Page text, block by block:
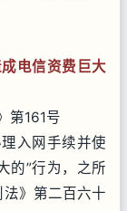
电信资费巨大
第161号
入网手续并使
的”行为，之所
》第二百六十